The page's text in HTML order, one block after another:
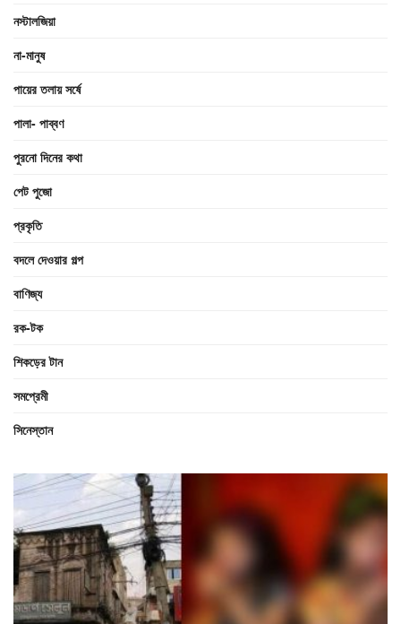
নস্টালজিয়া
না-মানুষ
পায়ের তলায় সর্ষে
পালা- পাব্বণ
পুরনো দিনের কথা
পেট পুজো
প্রকৃতি
বদলে দেওয়ার গল্প
বাণিজ্য
রক-টক
শিকড়ের টান
সমপ্রেমী
সিনেস্তান